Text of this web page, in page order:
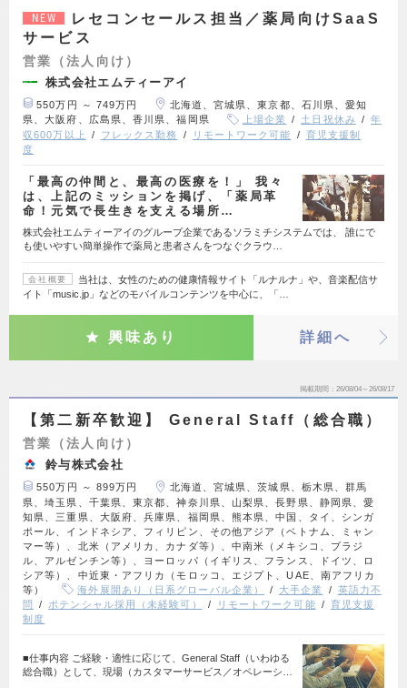
NEW
レセコンセールス担当／薬局向けSaaS
サービス
営業（法人向け）
株式会社エムティーアイ
550万円 ～ 749万円
北海道、宮城県、東京都、石川県、愛知
県、大阪府、広島県、香川県、福岡県
上場企業 土日祝休み
年
収600万以上
フレックス勤務 リモートワーク可能
育児支援制
度
「最高の仲間と、最高の医療を！」 我々
は、上記のミッションを掲げ、「薬局革
命！元気で長生きを支える場所…
株式会社エムティーアイのグループ企業であるソラミチシステムでは、 誰にで
も使いやすい簡単操作で薬局と患者さんをつなぐクラウ…
会社概要
当社は、女性のための健康情報サイト「ルナルナ」や、音楽配信サ
イト「music.jp」などのモバイルコンテンツを中心に、「…
興味あり 詳細へ
掲載期間 26/08/04～26/08/17
【第二新卒歓迎】 General Staff（総合職）
営業（法人向け）
鈴与株式会社
550万円 ～ 899万円
北海道、宮城県、茨城県、栃木県、群馬
県、埼玉県、千葉県、東京都、神奈川県、山梨県、長野県、静岡県、愛
知県、三重県、大阪府、兵庫県、福岡県、熊本県、中国、タイ、シンガ
ポール、インドネシア、フィリピン、その他アジア（ベトナム、ミャン
マー等）、北米（アメリカ、カナダ等）、中南米（メキシコ、ブラジ
ル、アルゼンチン等）、ヨーロッパ（イギリス、フランス、ドイツ、ロ
シア等）、中近東・アフリカ（モロッコ、エジプト、UAE、南アフリカ
等）
海外展開あり（日系グローバル企業） 大手企業
英語力不
問
ポテンシャル採用（未経験可） リモートワーク可能
育児支援
制度
■仕事内容 ご経験・適性に応じて、General Staff（いわゆる
総合職）として、現場（カスタマーサービス／オペレーシ…